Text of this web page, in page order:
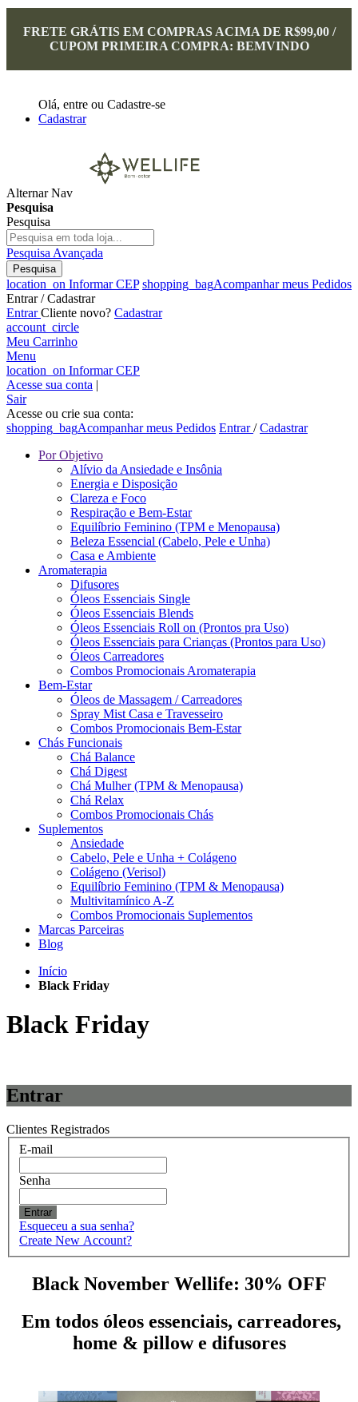
FRETE GRÁTIS EM COMPRAS ACIMA DE R$99,00 /
CUPOM PRIMEIRA COMPRA: BEMVINDO
Olá, entre ou Cadastre-se
Cadastrar
Alternar Nav
Pesquisa
Pesquisa
Pesquisa Avançada
Pesquisa
location_on Informar CEP shopping_bagAcompanhar meus Pedidos
Entrar / Cadastrar
EntrarCliente novo? Cadastrar
account_circle
Meu Carrinho
Menu
location_on Informar CEP
Acesse sua conta |
Sair
Acesse ou crie sua conta:
shopping_bagAcompanhar meus Pedidos Entrar/Cadastrar
Por Objetivo
Alívio da Ansiedade e Insônia
Energia e Disposição
Clareza e Foco
Respiração e Bem-Estar
Equilíbrio Feminino (TPM e Menopausa)
Beleza Essencial (Cabelo, Pele e Unha)
Casa e Ambiente
Aromaterapia
Difusores
Óleos Essenciais Single
Óleos Essenciais Blends
Óleos Essenciais Roll on (Prontos pra Uso)
Óleos Essenciais para Crianças (Prontos para Uso)
Óleos Carreadores
Combos Promocionais Aromaterapia
Bem-Estar
Óleos de Massagem / Carreadores
Spray Mist Casa e Travesseiro
Combos Promocionais Bem-Estar
Chás Funcionais
Chá Balance
Chá Digest
Chá Mulher (TPM & Menopausa)
Chá Relax
Combos Promocionais Chás
Suplementos
Ansiedade
Cabelo, Pele e Unha + Colágeno
Colágeno (Verisol)
Equilíbrio Feminino (TPM & Menopausa)
Multivitamínico A-Z
Combos Promocionais Suplementos
Marcas Parceiras
Blog
Início
Black Friday
Black Friday
Entrar
Clientes Registrados
E-mail
Senha
Entrar
Esqueceu a sua senha?
Create New Account?
Black November Wellife: 30% OFF
Em todos óleos essenciais, carreadores,
home & pillow e difusores